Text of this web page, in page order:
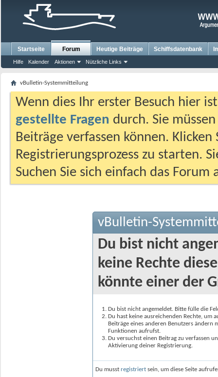
Startseite Forum
Hilfe Kalender Aktionen Nützliche Links
Heutige Beiträge Schiffsdatenbank
vBulletin-Systemmitteilung
Wenn dies Ihr erster Besuch hier
gestellte Fragen durch. Sie
Beiträge verfassen können.
Registrierungsprozess zu starten.
Suchen Sie sich einfach das
vBulletin-
Du bist nicht
keine Rechte
könnte einer der
Du bist nicht angemeldet. Bitte fülle die
Du hast keine ausreichenden Rechte, um
Beiträge eines anderen Benutzers
Funktionen aufrufst.
Du versuchst einen Beitrag zu verfassen
Aktivierung deiner Registrierung.
Du musst registriert sein, um diese Seite